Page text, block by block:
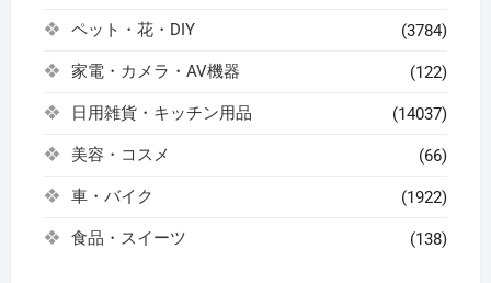
ペット・花・DIY (3784)
家電・カメラ・AV機器 (122)
日用雑貨・キッチン用品 (14037)
美容・コスメ (66)
車・バイク (1922)
食品・スイーツ (138)